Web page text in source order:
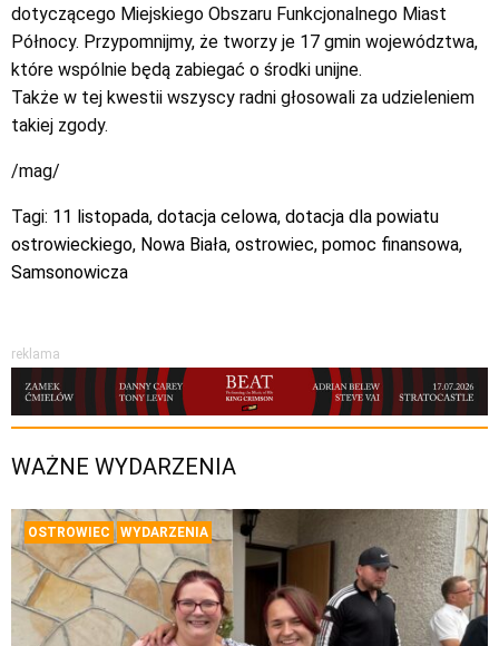
dotyczącego Miejskiego Obszaru Funkcjonalnego Miast
Północy. Przypomnijmy, że tworzy je 17 gmin województwa,
które wspólnie będą zabiegać o środki unijne.
Także w tej kwestii wszyscy radni głosowali za udzieleniem
takiej zgody.
/mag/
Tagi: 11 listopada, dotacja celowa, dotacja dla powiatu
ostrowieckiego, Nowa Biała, ostrowiec, pomoc finansowa,
Samsonowicza
reklama
WAŻNE WYDARZENIA
OSTROWIEC WYDARZENIA